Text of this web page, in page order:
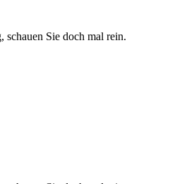
schauen Sie doch mal rein.